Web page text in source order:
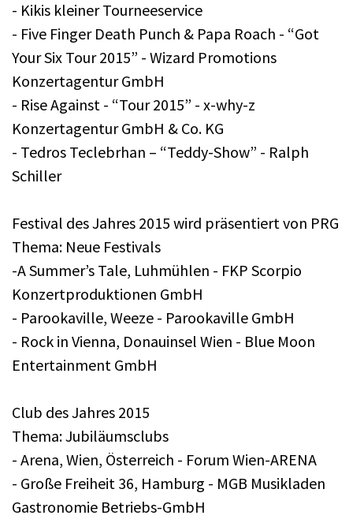
- Kikis kleiner Tourneeservice
- Five Finger Death Punch & Papa Roach - “Got
Your Six Tour 2015” - Wizard Promotions
Konzertagentur GmbH
- Rise Against - “Tour 2015” - x-why-z
Konzertagentur GmbH & Co. KG
- Tedros Teclebrhan – “Teddy-Show” - Ralph
Schiller
Festival des Jahres 2015 wird präsentiert von PRG
Thema: Neue Festivals
-A Summer’s Tale, Luhmühlen - FKP Scorpio
Konzertproduktionen GmbH
- Parookaville, Weeze - Parookaville GmbH
- Rock in Vienna, Donauinsel Wien - Blue Moon
Entertainment GmbH
Club des Jahres 2015
Thema: Jubiläumsclubs
- Arena, Wien, Österreich - Forum Wien-ARENA
- Große Freiheit 36, Hamburg - MGB Musikladen
Gastronomie Betriebs-GmbH